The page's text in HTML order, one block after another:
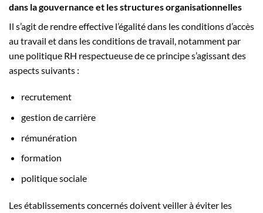
dans la gouvernance et les structures organisationnelles
Il s’agit de rendre effective l’égalité dans les conditions d’accès
au travail et dans les conditions de travail, notamment par
une politique RH respectueuse de ce principe s’agissant des
aspects suivants :
recrutement
gestion de carrière
rémunération
formation
politique sociale
Les établissements concernés doivent veiller à éviter les